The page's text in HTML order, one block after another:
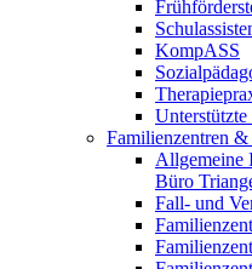
KompASS
Familienzentren &
Allgemeine
Büro
Fall- und